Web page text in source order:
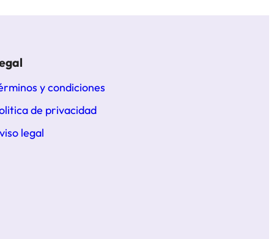
y condiciones
de privacidad
legal